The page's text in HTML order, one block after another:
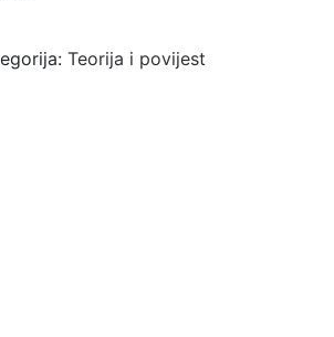
Teorija i povijest